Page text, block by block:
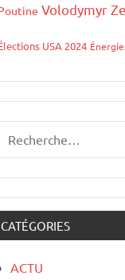
Volodymyr
USA 2024
CATÉGORIES
ACTU